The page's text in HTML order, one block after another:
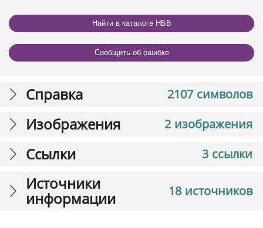
Найти в каталоге НББ
Сообщить об ошибке
2107 символов
Справка
2 изображения
Изображения
3 ссылки
Ссылки
18 источников
Источники
информации